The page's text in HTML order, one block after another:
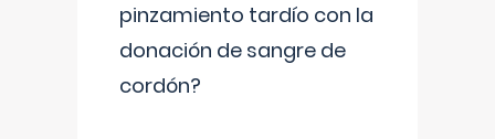
pinzamiento tardío con la
donación de sangre de
cordón?